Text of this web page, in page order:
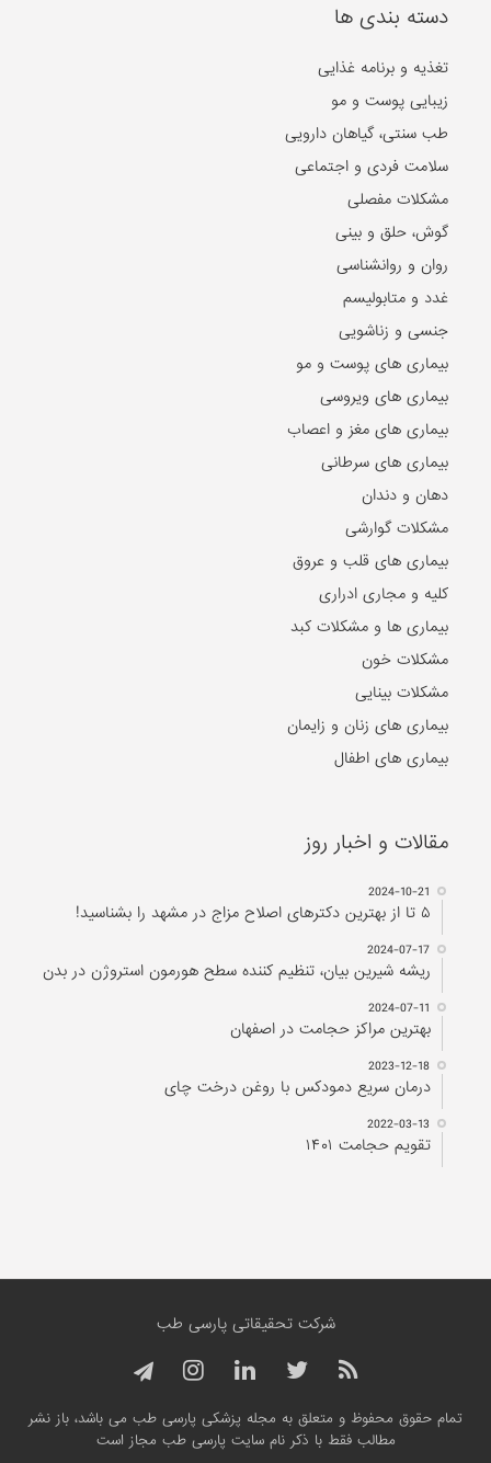
دسته بندی ها
تغذیه و برنامه غذایی
زیبایی پوست و مو
طب سنتی، گیاهان دارویی
سلامت فردی و اجتماعی
مشکلات مفصلی
گوش، حلق و بینی
روان و روانشناسی
غدد و متابولیسم
جنسی و زناشویی
بیماری های پوست و مو
بیماری های ویروسی
بیماری های مغز و اعصاب
بیماری های سرطانی
دهان و دندان
مشکلات گوارشی
بیماری های قلب و عروق
کلیه و مجاری ادراری
بیماری ها و مشکلات کبد
مشکلات خون
مشکلات بینایی
بیماری های زنان و زایمان
بیماری های اطفال
مقالات و اخبار روز
2024-10-21
۵ تا از بهترین دکتر‌های اصلاح مزاج در مشهد را بشناسید!
2024-07-17
ریشه شیرین بیان، تنظیم کننده سطح هورمون استروژن در بدن
2024-07-11
بهترین مراکز حجامت در اصفهان
2023-12-18
درمان سریع دمودکس با روغن درخت چای
2022-03-13
تقویم حجامت ۱۴۰۱
شرکت تحقیقاتی پارسی طب
تمام حقوق محفوظ و متعلق به مجله پزشکی پارسی طب می باشد، باز نشر
مطالب فقط با ذکر نام سایت پارسی طب مجاز است